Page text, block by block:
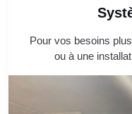
Pour vos besoins
ou à une